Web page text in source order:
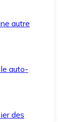
autre
auto-
des